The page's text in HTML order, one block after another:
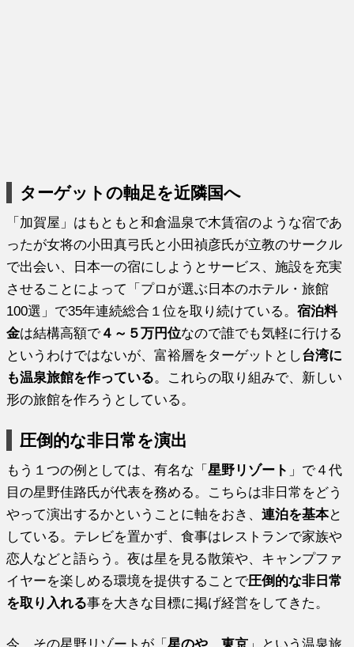
ターゲットの軸足を近隣国へ
「加賀屋」はもともと和倉温泉で木賃宿のような宿であ
ったが女将の小田真弓氏と小田禎彦氏が立教のサークル
で出会い、日本一の宿にしようとサービス、施設を充実
させることによって「プロが選ぶ日本のホテル・旅館
100選」で35年連続総合１位を取り続けている。宿泊料
金は結構高額で ４～５万円位なので誰でも気軽に行ける
というわけではないが、富裕層をターゲットとし台湾に
も温泉旅館を作っている。これらの取り組みで、新しい
形の旅館を作ろうとしている。
圧倒的な非日常を演出
もう１つの例としては、有名な「星野リゾート 」で４代
目の星野佳路氏が代表を務める。こちらは非日常をどう
やって演出するかということに軸をおき、連泊を基本と
している。テレビを置かず、食事はレストランで家族や
恋人などと語らう。夜は星を見る散策や、キャンプファ
イヤーを楽しめる環境を提供することで圧倒的な非日常
を取り入れる事を大きな目標に掲げ経営をしてきた。
今、その星野リゾートが「星のや 東京 」という温泉旅